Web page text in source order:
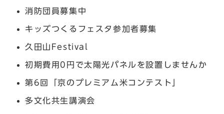
消防団員募集中
キッズつくるフェスタ参加者募集
久田山Festival
初期費用0円で太陽光パネルを設置しませんか
第6回「京のプレミアム米コンテスト」
多文化共生講演会